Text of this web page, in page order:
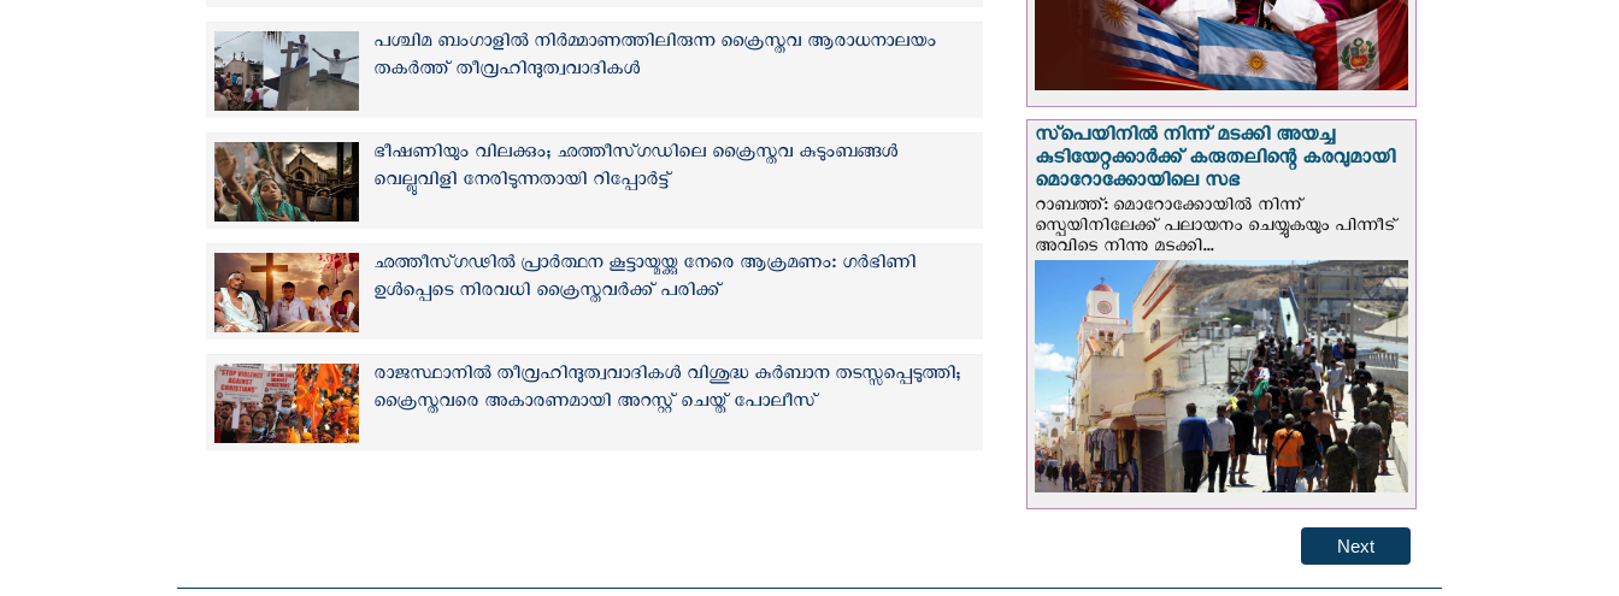
പശ്ചിമ ബംഗാളിൽ നിർമ്മാണത്തിലിരുന്ന ക്രൈസ്തവ ആരാധനാലയം
തകര്‍ത്ത് തീവ്രഹിന്ദുത്വവാദികള്‍
ഭീഷണിയും വിലക്കും; ഛത്തീസ്ഗഡിലെ ക്രൈസ്തവ കുടുംബങ്ങൾ
വെല്ലുവിളി നേരിടുന്നതായി റിപ്പോര്‍ട്ട്
ഛത്തീസ്ഗഢിൽ പ്രാർത്ഥന കൂട്ടായ്മയ്ക്കു നേരെ ആക്രമണം: ഗര്‍ഭിണി
ഉള്‍പ്പെടെ നിരവധി ക്രൈസ്തവര്‍ക്ക് പരിക്ക്
രാജസ്ഥാനിൽ തീവ്രഹിന്ദുത്വവാദികള്‍ വിശുദ്ധ കുര്‍ബാന തടസ്സപ്പെടുത്തി;
ക്രൈസ്തവരെ അകാരണമായി അറസ്റ്റ് ചെയ്ത് പോലീസ്
സ്‌പെയിനില്‍ നിന്ന് മടക്കി അയച്ച
കുടിയേറ്റക്കാര്‍ക്ക് കരുതലിന്റെ കരവുമായി
മൊറോക്കോയിലെ സഭ
റാബത്ത്: മൊറോക്കോയിൽ നിന്ന്
സ്പെയിനിലേക്ക് പലായനം ചെയ്യുകയും പിന്നീട്
അവിടെ നിന്നു മടക്കി...
Next